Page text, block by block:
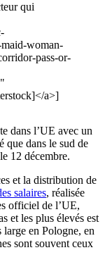
qui
woman-
pass-or-
a>]
dans l’UE avec un
que dans le sud de
12 décembre.
et la distribution de
salaires, réalisée
officiel de l’UE,
et les plus élevés est
en Pologne, en
sont souvent ceux